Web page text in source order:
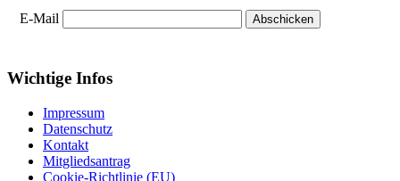
E-Mail
Wichtige Infos
Impressum
Datenschutz
Kontakt
Mitgliedsantrag
Cookie-Richtlinie (EU)